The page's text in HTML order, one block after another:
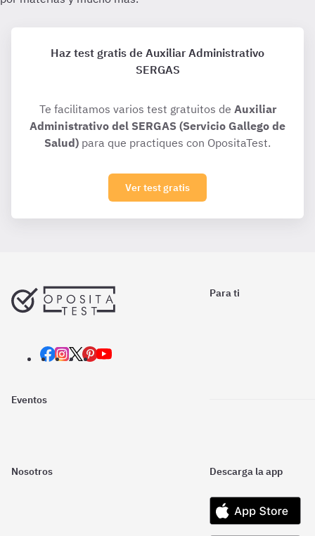
Haz test gratis de Auxiliar Administrativo
SERGAS
Te facilitamos varios test gratuitos de Auxiliar
Administrativo del SERGAS (Servicio Gallego de
Salud) para que practiques con OpositaTest.
Ver test gratis
Para ti
Eventos
Nosotros Descarga la app